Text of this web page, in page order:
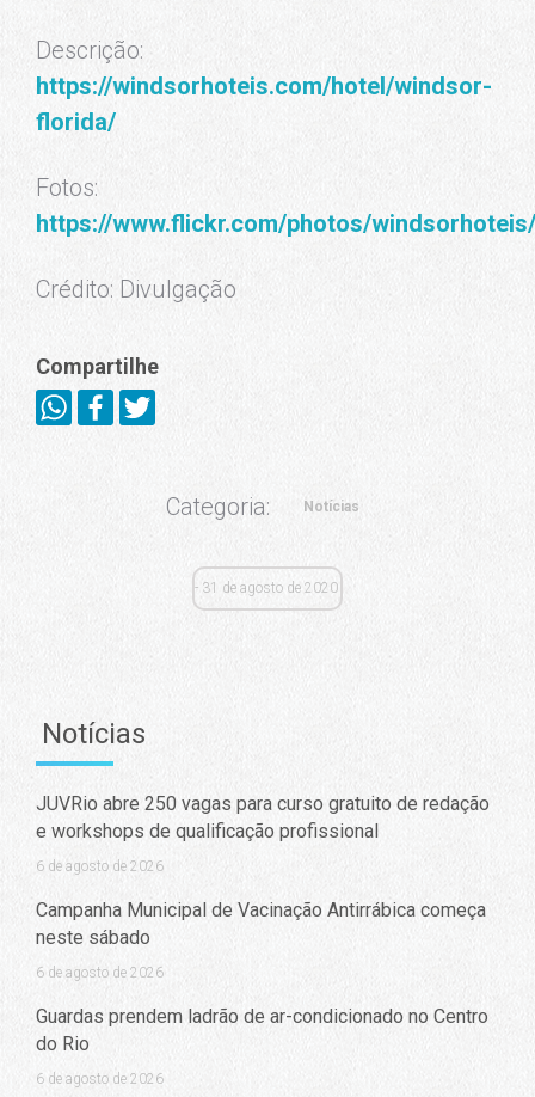
Descrição:
https://windsorhoteis.com/hotel/windsor-
florida/
Fotos:
https://www.flickr.com/photos/
Crédito: Divulgação
Compartilhe
Categoria: Notícias
31 de agosto de 2020
Notícias
JUVRio abre 250 vagas para curso gratuito de redação
e workshops de qualificação profissional
6 de agosto de 2026
Campanha Municipal de Vacinação Antirrábica começa
neste sábado
6 de agosto de 2026
Guardas prendem ladrão de ar-condicionado no Centro
do Rio
6 de agosto de 2026